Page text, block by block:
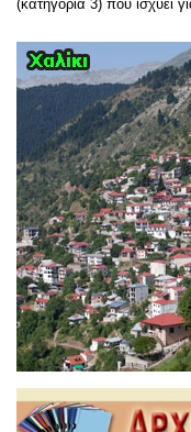
(κατηγορία 3) που ισχύει